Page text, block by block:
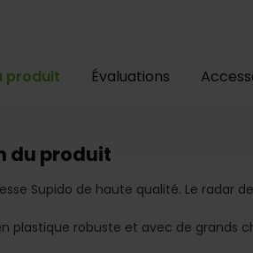
produit Évaluations
du produit
Supido de haute qualité. Le radar
plastique robuste et avec de grands